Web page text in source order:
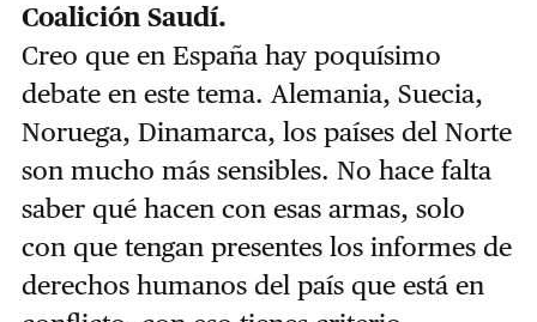
Coalición Saudí.
Creo que en España hay poquísimo
debate en este tema. Alemania, Suecia,
Noruega, Dinamarca, los países del Norte
son mucho más sensibles. No hace falta
saber qué hacen con esas armas, solo
con que tengan presentes los informes de
derechos humanos del país que está en